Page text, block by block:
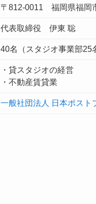
〒812-0011 福岡県福岡
代表取締役 伊東 聡
40名（スタジオ事業部25
・貸スタジオの経営
・不動産賃貸業
一般社団法人 日本ポスト